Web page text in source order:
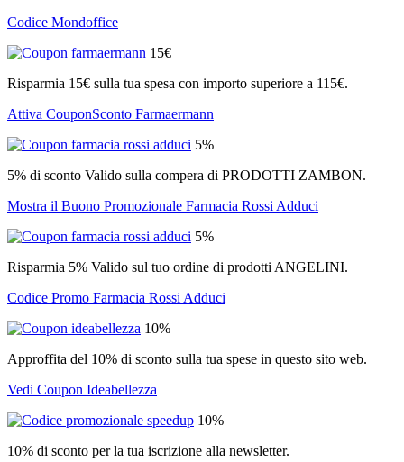
Codice Mondoffice
15€
Risparmia 15€ sulla tua spesa con importo superiore a 115€.
Attiva CouponSconto Farmaermann
5%
5% di sconto Valido sulla compera di PRODOTTI ZAMBON.
Mostra il Buono Promozionale Farmacia Rossi Adduci
5%
Risparmia 5% Valido sul tuo ordine di prodotti ANGELINI.
Codice Promo Farmacia Rossi Adduci
10%
Approffita del 10% di sconto sulla tua spese in questo sito web.
Vedi Coupon Ideabellezza
10%
10% di sconto per la tua iscrizione alla newsletter.